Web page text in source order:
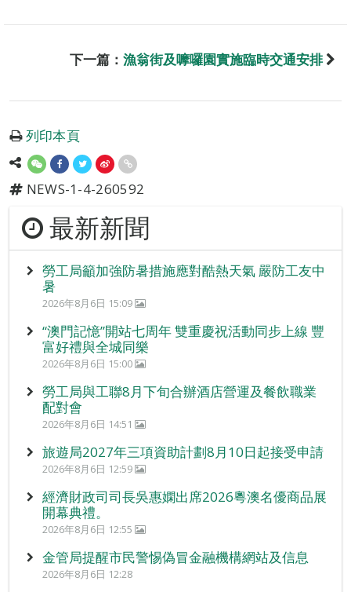
下一篇： 漁翁街及嚤囉園實施臨時交通安排
列印本頁
NEWS-1-4-260592
最新新聞
勞工局籲加強防暑措施應對酷熱天氣 嚴防工友中
暑
2026年8月6日 15:09
“澳門記憶”開站七周年 雙重慶祝活動同步上線 豐
富好禮與全城同樂
2026年8月6日 15:00
勞工局與工聯8月下旬合辦酒店營運及餐飲職業
配對會
2026年8月6日 14:51
旅遊局2027年三項資助計劃8月10日起接受申請
2026年8月6日 12:59
經濟財政司司長吳惠嫻出席2026粵澳名優商品展
開幕典禮。
2026年8月6日 12:55
金管局提醒市民警惕偽冒金融機構網站及信息
2026年8月6日 12:28